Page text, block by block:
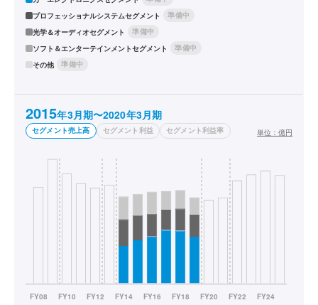
プロフェッショナルシステムセグメント
準備中
光学＆オーディオセグメント
準備中
ソフト＆エンターテインメントセグメント
準備中
その他
準備中
2015年3月期〜2020年3月期
セグメント売上高 セグメント利益 セグメント利益率 単位： 億円